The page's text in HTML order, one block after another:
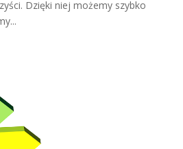
Dzięki niej możemy szybko